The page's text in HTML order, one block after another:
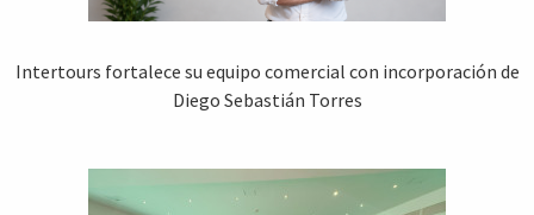
Intertours fortalece su equipo comercial con incorporación de
Diego Sebastián Torres